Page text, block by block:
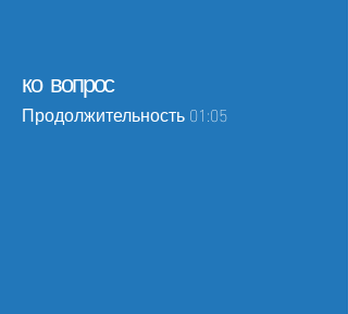
ко вопрос
Продолжительность 01:05